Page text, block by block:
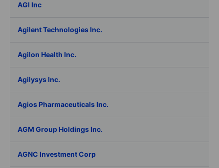
AGI Inc
Agilent Technologies Inc.
Agilon Health Inc.
Agilysys Inc.
Agios Pharmaceuticals Inc.
AGM Group Holdings Inc.
AGNC Investment Corp